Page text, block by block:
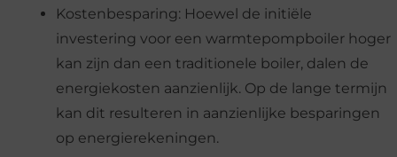
Kostenbesparing: Hoewel de initiële
investering voor een warmtepompboiler hoger
kan zijn dan een traditionele boiler, dalen de
energiekosten aanzienlijk. Op de lange termijn
kan dit resulteren in aanzienlijke besparingen
op energierekeningen.